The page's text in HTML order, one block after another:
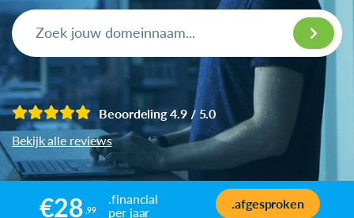
Beoordeling 4.9 / 5.0
Bekijk alle reviews
€28 ,99
.financial
per jaar
.afgesproken